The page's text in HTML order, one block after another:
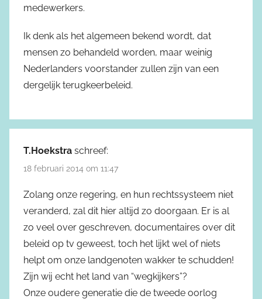
medewerkers.
Ik denk als het algemeen bekend wordt, dat
mensen zo behandeld worden, maar weinig
Nederlanders voorstander zullen zijn van een
dergelijk terugkeerbeleid.
T.Hoekstra schreef:
18 februari 2014 om 11:47
Zolang onze regering, en hun rechtssysteem niet
veranderd, zal dit hier altijd zo doorgaan. Er is al
zo veel over geschreven, documentaires over dit
beleid op tv geweest, toch het lijkt wel of niets
helpt om onze landgenoten wakker te schudden!
Zijn wij echt het land van “wegkijkers”?
Onze oudere generatie die de tweede oorlog